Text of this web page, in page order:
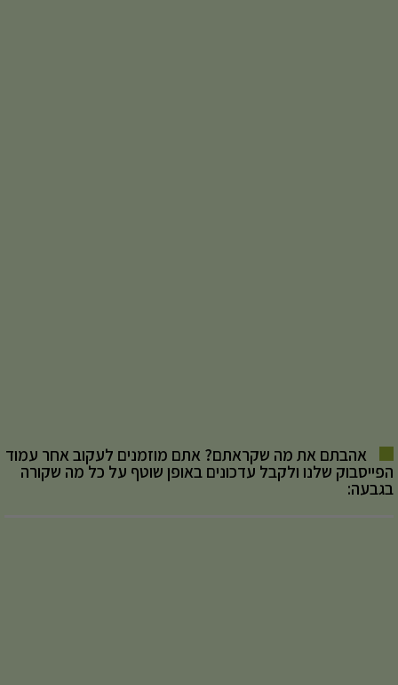
אהבתם את מה שקראתם? אתם מוזמנים לעקוב אחר עמוד
הפייסבוק שלנו ולקבל עדכונים באופן שוטף על כל מה שקורה
בגבעה: